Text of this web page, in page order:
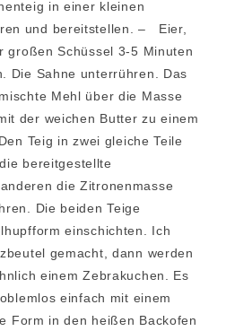
in einer kleinen
und bereitstellen. – Eier,
großen Schüssel 3-5 Minuten
Die Sahne unterrühren. Das
Mehl über die Masse
der weichen Butter zu einem
Teig in zwei gleiche Teile
bereitgestellte
die Zitronenmasse
Die beiden Teige
einschichten. Ich
gemacht, dann werden
einem Zebrakuchen. Es
einfach mit einem
Form in den heißen Backofen